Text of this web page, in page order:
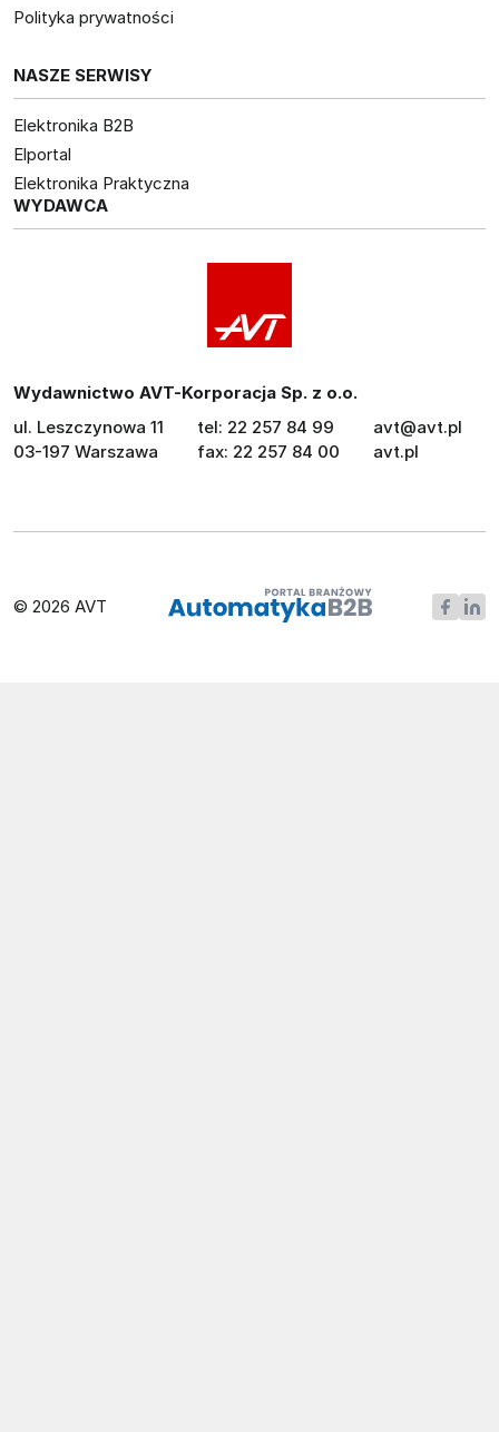
Polityka prywatności
NASZE SERWISY
Elektronika B2B
Elportal
Elektronika Praktyczna
WYDAWCA
Wydawnictwo AVT-Korporacja Sp. z o.o.
ul. Leszczynowa 11
03-197 Warszawa
tel: 22 257 84 99
fax: 22 257 84 00
avt@avt.pl
avt.pl
© 2026 AVT